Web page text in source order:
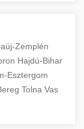
Zemplén
Hajdú-Bihar
Esztergom
Tolna Vas